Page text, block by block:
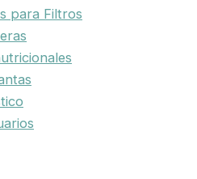
para Filtros